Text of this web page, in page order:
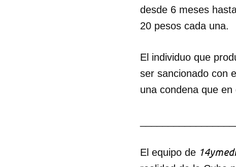
desde 6 meses
20 pesos cada una.
El individuo que
ser sancionado con
una condena que
El equipo de